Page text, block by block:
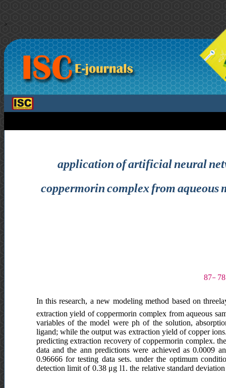
>
application of artificial neural
coppermorin complex from
In this research, a new modeling method based on
extraction yield of coppermorin complex from aqueous
variables of the model were ph of the solution,
ligand; while the output was extraction yield of copper
predicting extraction recovery of coppermorin complex.
data and the ann predictions were achieved as 0.0009
0.96666 for testing data sets. under the optimum
detection limit of 0.38 μg l1. the relative standard